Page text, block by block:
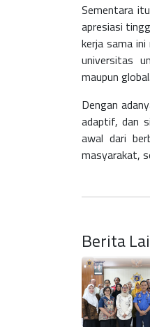
Sementara
apresiasi
kerja sama
universitas
maupun global.
Dengan
adaptif, dan
awal dari
masyarakat,
Berita